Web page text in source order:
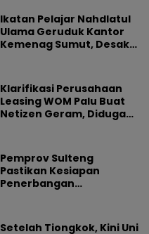
Ikatan Pelajar Nahdlatul
Ulama Geruduk Kantor
Kemenag Sumut, Desak
Jual Beli Jabatan
Klarifikasi Perusahaan
Leasing WOM Palu Buat
Netizen Geram, Diduga
Pemprov Sulteng
Pastikan Kesiapan
Penerbangan
Setelah Tiongkok, Kini Uni